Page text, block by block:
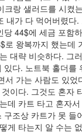
크랑 샐러드를 시켰
내가 다 먹어버렸다
당 44$에 세금 포함
로 왕복까지 했는데
대략 비슷하다. 그
있다. 노트북 홀더를
서 가는 사람도 있었
이다. 그것도 혼자
데 카트 타고 혼자
구조상 카트가 못 들
게 타는지 알 수는